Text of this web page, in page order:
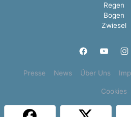
Regen
Bogen
Zwiesel
Presse News Über Uns
Cookies